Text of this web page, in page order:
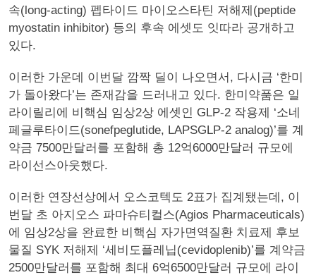
속(long-acting) 펩타이드 마이오스타틴 저해제(peptide
myostatin inhibitor) 등의 후속 에셋도 잇따라 공개하고
있다.
이러한 가운데 이번달 깜짝 딜이 나오면서, 다시금 ‘한미
가 돌아왔다’는 존재감을 드러내고 있다. 한미약품은 일
라이릴리에 비핵심 임상2상 에셋인 GLP-2 작용제 ‘소네
페글루타이드(sonefpeglutide, LAPSGLP-2 analog)’를 계
약금 7500만달러를 포함해 총 12억6000만달러 규모에
라이선스아웃했다.
이러한 연장선상에서 오스코텍도 2표가 집계됐는데, 이
번달 초 아지오스 파마슈티컬스(Agios Pharmaceuticals)
에 임상2상을 완료한 비핵심 자가면역질환 치료제 후보
물질 SYK 저해제 ‘세비도플레닙(cevidoplenib)’를 계약금
2500만달러를 포함해 최대 6억6500만달러 규모에 라이